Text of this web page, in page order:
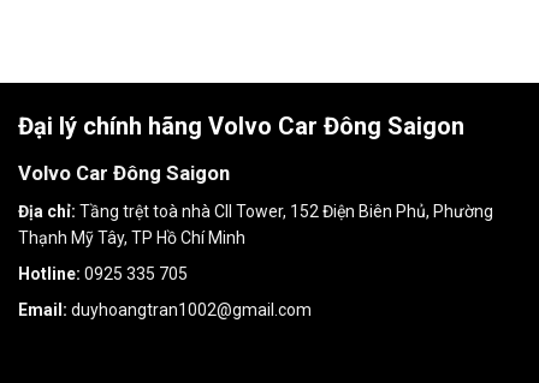
Đại lý chính hãng Volvo Car Đông Saigon
Volvo Car Đông Saigon
Địa chỉ: Tầng trệt toà nhà CII Tower, 152 Điện Biên Phủ, Phường
Thạnh Mỹ Tây, TP Hồ Chí Minh
Hotline: 0925 335 705
Email: duyhoangtran1002@gmail.com